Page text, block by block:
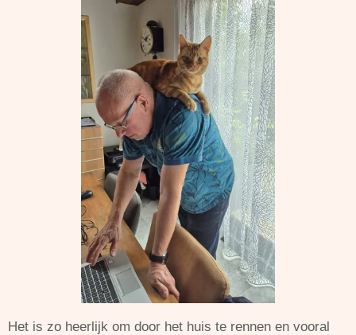
Het is zo heerlijk om door het huis te rennen en vooral